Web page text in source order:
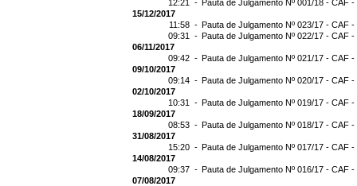
12:21 - Pauta de Julgamento Nº 001/18 - CAF
15/12/2017
11:58 - Pauta de Julgamento Nº 023/17 - CAF
09:31 - Pauta de Julgamento Nº 022/17 - CAF
06/11/2017
09:42 - Pauta de Julgamento Nº 021/17 - CAF -
09/10/2017
09:14 - Pauta de Julgamento Nº 020/17 - CAF -
02/10/2017
10:31 - Pauta de Julgamento Nº 019/17 - CAF
18/09/2017
08:53 - Pauta de Julgamento Nº 018/17 - CAF
31/08/2017
15:20 - Pauta de Julgamento Nº 017/17 - CAF
14/08/2017
09:37 - Pauta de Julgamento Nº 016/17 - CAF
07/08/2017